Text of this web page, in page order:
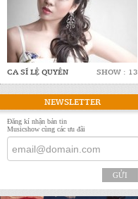
CA SĨ LỆ QUYÊN SHOW : 13
NEWSLETTER
Đăng kí nhận bản tin
Musicshow cùng các ưu đãi
GỬI